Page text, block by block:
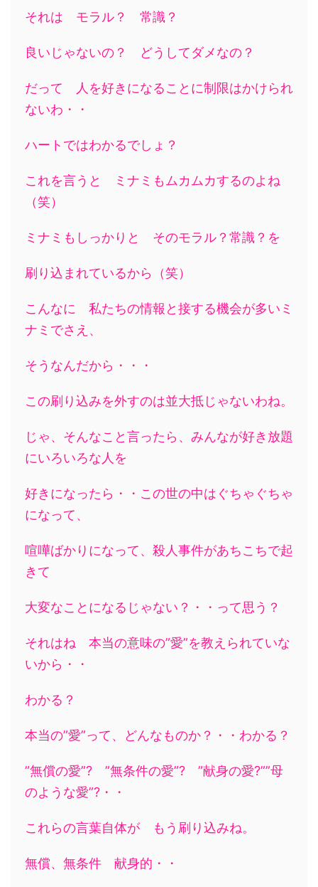
それは モラル？ 常識？
良いじゃないの？ どうしてダメなの？
だって 人を好きになることに制限はかけられ
ないわ・・
ハートではわかるでしょ？
これを言うと ミナミもムカムカするのよね
（笑）
ミナミもしっかりと そのモラル？常識？を
刷り込まれているから（笑）
こんなに 私たちの情報と接する機会が多いミ
ナミでさえ、
そうなんだから・・・
この刷り込みを外すのは並大抵じゃないわね。
じゃ、そんなこと言ったら、みんなが好き放題
にいろいろな人を
好きになったら・・この世の中はぐちゃぐちゃ
になって、
喧嘩ばかりになって、殺人事件があちこちで起
きて
大変なことになるじゃない？・・って思う？
それはね 本当の意味の”愛”を教えられていな
いから・・
わかる？
本当の”愛”って、どんなものか？・・わかる？
”無償の愛”? ”無条件の愛”? ”献身の愛?””母
のような愛”?・・
これらの言葉自体が もう刷り込みね。
無償、無条件 献身的・・